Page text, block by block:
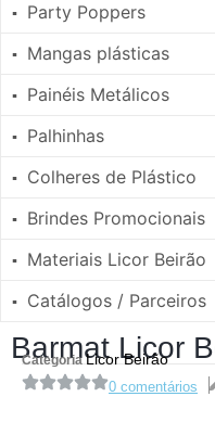
▪ Party Poppers
▪ Mangas plásticas
▪ Painéis Metálicos
▪ Palhinhas
▪ Colheres de Plástico
▪ Brindes Promocionais
▪ Materiais Licor Beirão
▪ Catálogos / Parceiros
Barmat Licor
Categoria Licor Beirão
0 comentários